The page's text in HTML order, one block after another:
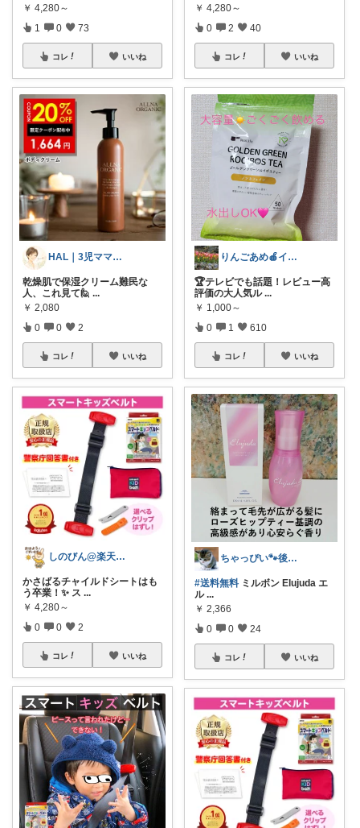
￥ 4,280～
1 0 73
コレ いいね
HAL｜3児ママ・家事グッズ・プチプラ
乾燥肌で保湿クリーム難民な
人、これ見て🙋‍ ...
￥ 2,080
0 0 2
コレ いいね
しのびん@楽天Room
かさばるチャイルドシートはも
う卒業！✨ ス ...
￥ 4,280～
0 0 2
コレ いいね
￥ 4,280～
0 2 40
コレ いいね
りんごあめ🍎インテリア雑貨🫧🌿
🏆テレビでも話題！レビュー高
評価の大人気ル ...
￥ 1,000～
0 1 610
コレ いいね
ちゃっぴい🐾後日お伺いします@感謝
#送料無料 ミルボン Elujuda エ
ル ...
￥ 2,366
0 0 24
コレ いいね